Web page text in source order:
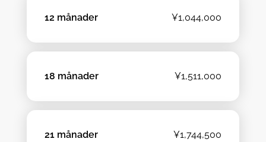
12 månader ¥1,044,000
18 månader ¥1,511,000
21 månader ¥1,744,500